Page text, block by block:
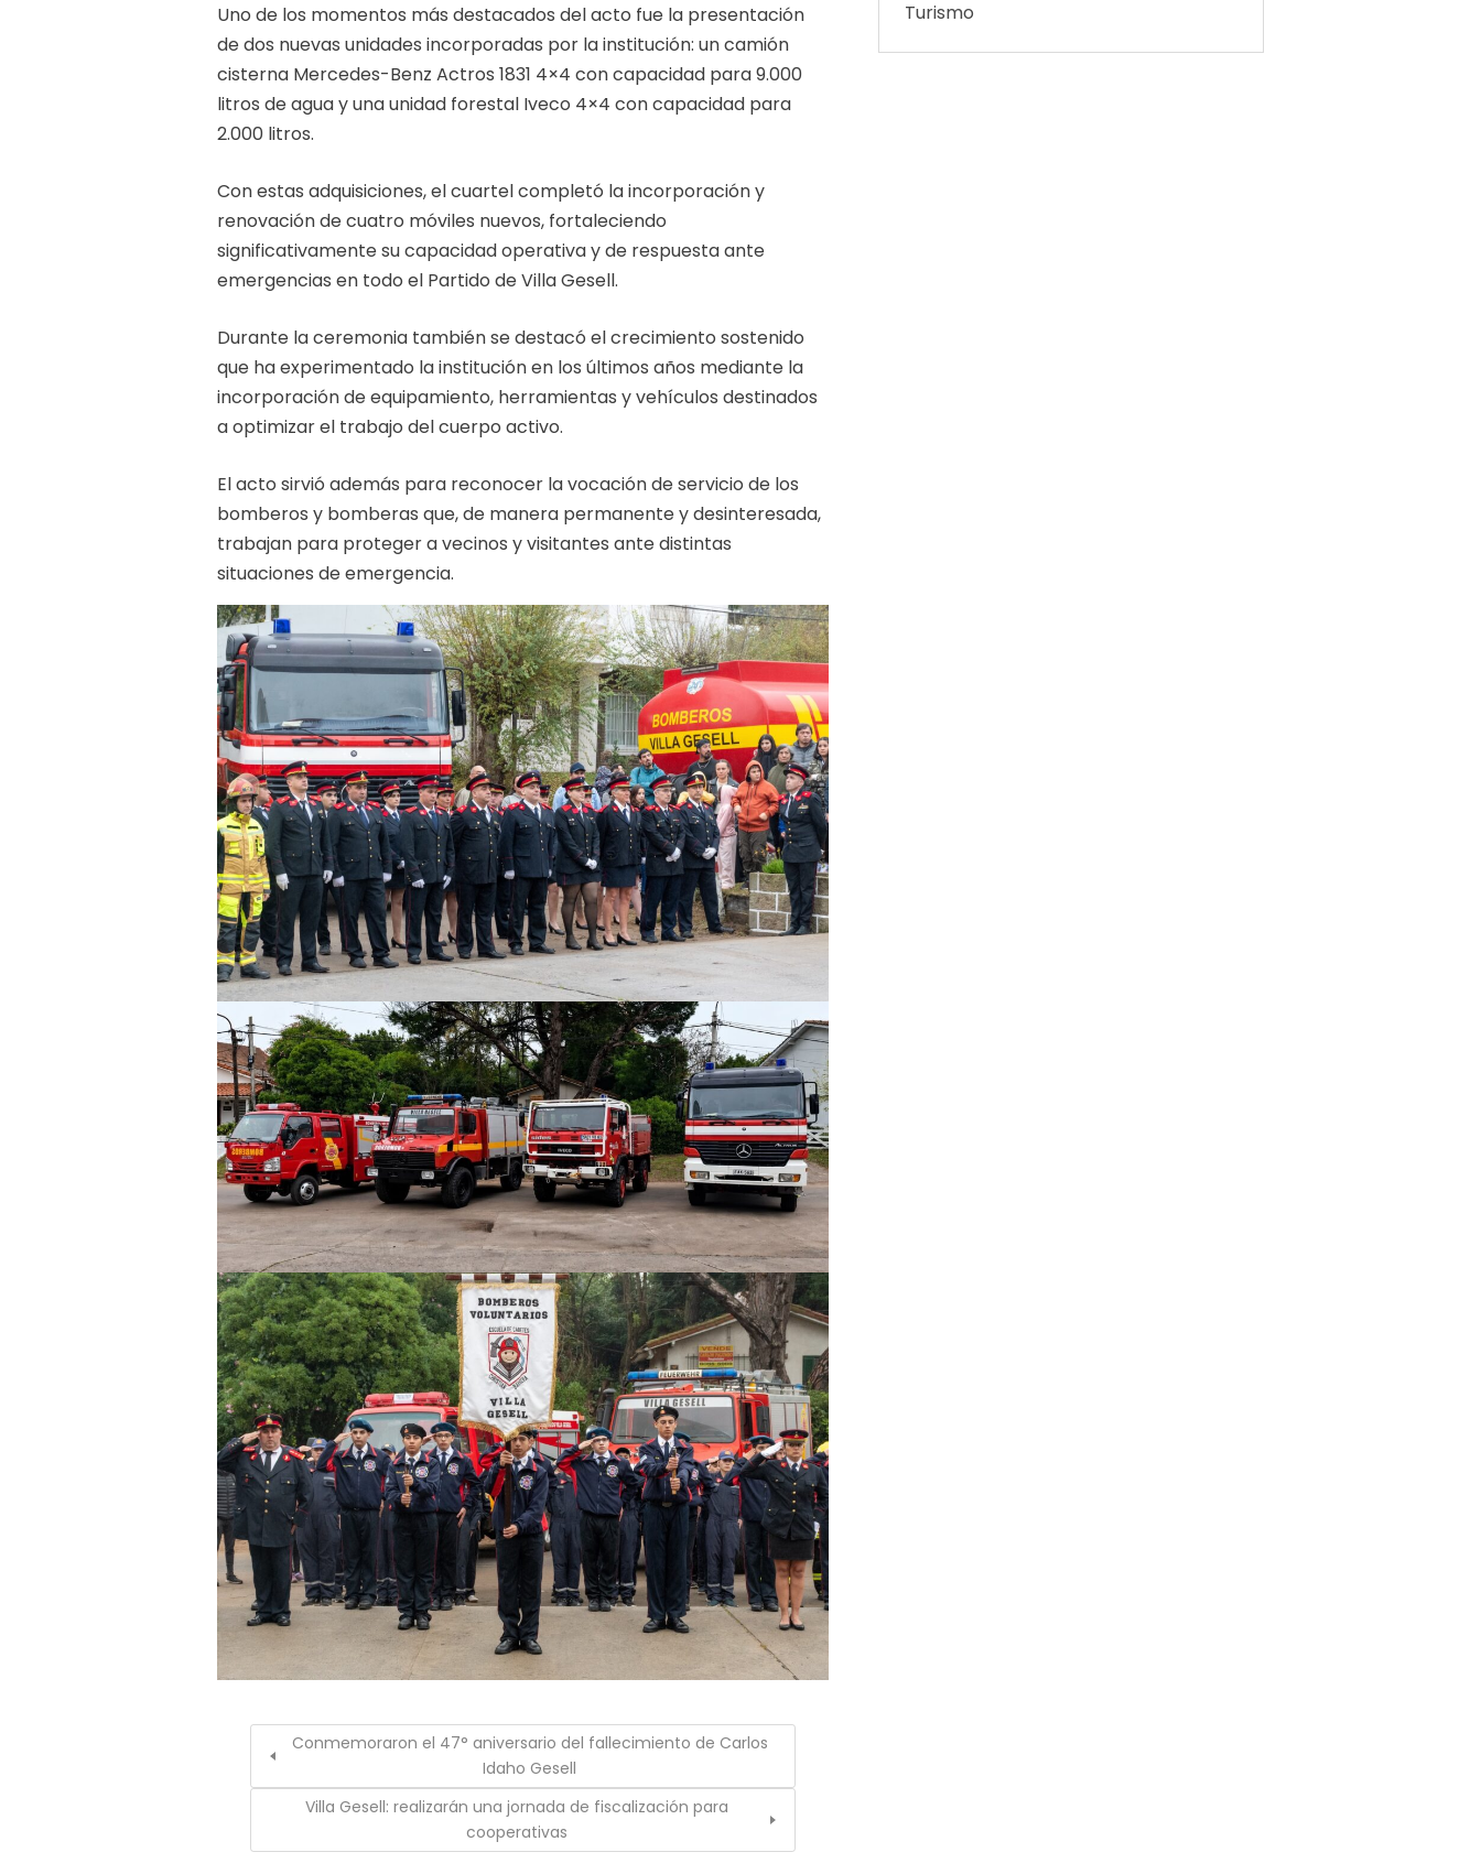
Uno de los momentos más destacados del acto fue la presentación
de dos nuevas unidades incorporadas por la institución: un camión
cisterna Mercedes-Benz Actros 1831 4×4 con capacidad para 9.000
litros de agua y una unidad forestal Iveco 4×4 con capacidad para
2.000 litros.
Con estas adquisiciones, el cuartel completó la incorporación y
renovación de cuatro móviles nuevos, fortaleciendo
significativamente su capacidad operativa y de respuesta ante
emergencias en todo el Partido de Villa Gesell.
Durante la ceremonia también se destacó el crecimiento sostenido
que ha experimentado la institución en los últimos años mediante la
incorporación de equipamiento, herramientas y vehículos destinados
a optimizar el trabajo del cuerpo activo.
El acto sirvió además para reconocer la vocación de servicio de los
bomberos y bomberas que, de manera permanente y desinteresada,
trabajan para proteger a vecinos y visitantes ante distintas
situaciones de emergencia.
Conmemoraron el 47° aniversario del fallecimiento de Carlos
Idaho Gesell
Villa Gesell: realizarán una jornada de fiscalización para
cooperativas
Turismo